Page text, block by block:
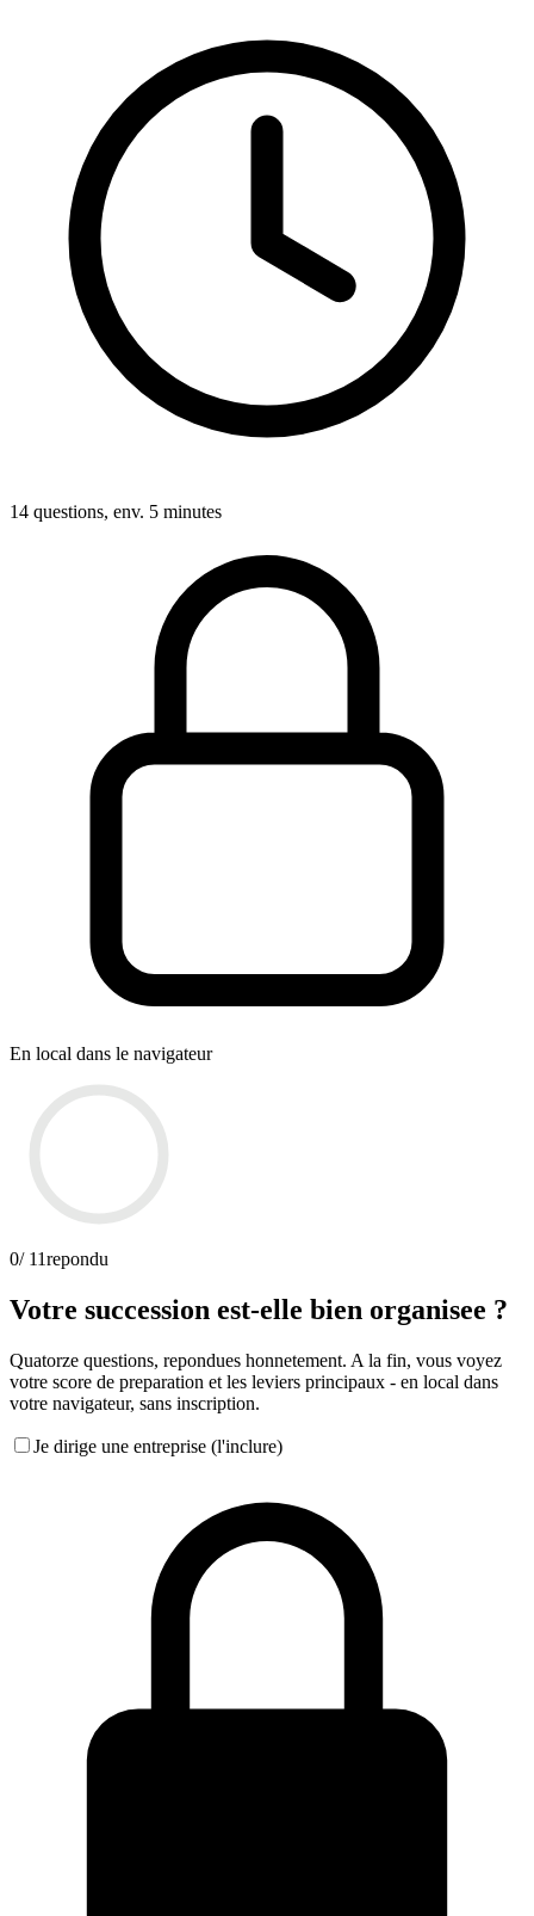
14 questions, env. 5 minutes
En local dans le navigateur
0/ 11repondu
Votre succession est-elle bien organisee ?
Quatorze questions, repondues honnetement. A la fin, vous voyez
votre score de preparation et les leviers principaux - en local dans
votre navigateur, sans inscription.
Je dirige une entreprise (l'inclure)